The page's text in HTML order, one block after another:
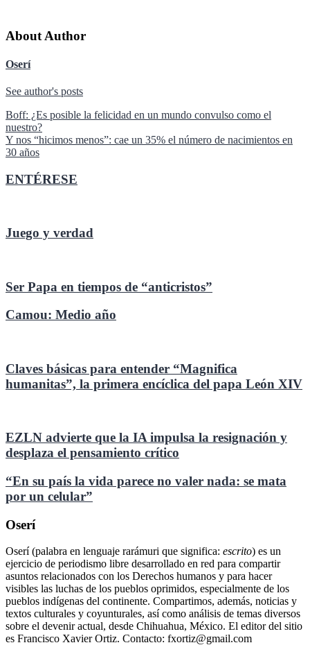
About Author
Oserí
See author's posts
Navegación
de
entradas
Boff: ¿Es posible la felicidad en un mundo convulso como el
nuestro?
Y nos “hicimos menos”: cae un 35% el número de nacimientos en
30 años
ENTÉRESE
Juego y verdad
Ser Papa en tiempos de “anticristos”
Camou: Medio año
Claves básicas para entender “Magnifica
humanitas”, la primera encíclica del papa León XIV
EZLN advierte que la IA impulsa la resignación y
desplaza el pensamiento crítico
“En su país la vida parece no valer nada: se mata
por un celular”
Oserí
Oserí (palabra en lenguaje rarámuri que significa: escrito) es un
ejercicio de periodismo libre desarrollado en red para compartir
asuntos relacionados con los Derechos humanos y para hacer
visibles las luchas de los pueblos oprimidos, especialmente de los
pueblos indígenas del continente. Compartimos, además, noticias y
textos culturales y coyunturales, así como análisis de temas diversos
sobre el devenir actual, desde Chihuahua, México. El editor del sitio
es Francisco Xavier Ortiz. Contacto: fxortiz@gmail.com